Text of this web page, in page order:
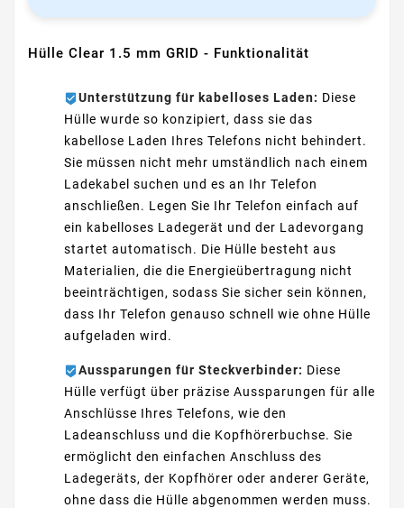
Hülle Clear 1.5 mm GRID - Funktionalität
Unterstützung für kabelloses Laden: Diese
Hülle wurde so konzipiert, dass sie das
kabellose Laden Ihres Telefons nicht behindert.
Sie müssen nicht mehr umständlich nach einem
Ladekabel suchen und es an Ihr Telefon
anschließen. Legen Sie Ihr Telefon einfach auf
ein kabelloses Ladegerät und der Ladevorgang
startet automatisch. Die Hülle besteht aus
Materialien, die die Energieübertragung nicht
beeinträchtigen, sodass Sie sicher sein können,
dass Ihr Telefon genauso schnell wie ohne Hülle
aufgeladen wird.
Aussparungen für Steckverbinder: Diese
Hülle verfügt über präzise Aussparungen für alle
Anschlüsse Ihres Telefons, wie den
Ladeanschluss und die Kopfhörerbuchse. Sie
ermöglicht den einfachen Anschluss des
Ladegeräts, der Kopfhörer oder anderer Geräte,
ohne dass die Hülle abgenommen werden muss.